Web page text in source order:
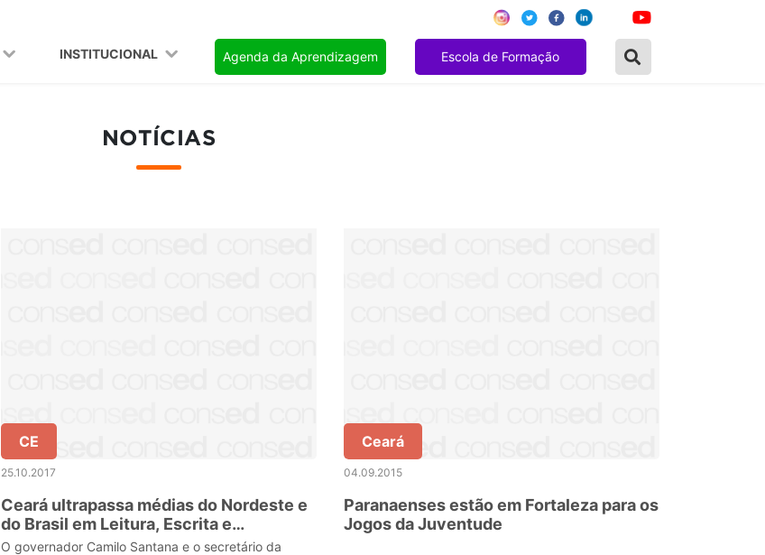
INSTITUCIONAL Agenda da Aprendizagem Escola de Formação
NOTÍCIAS
CE
25.10.2017
Ceará ultrapassa médias do Nordeste e
do Brasil em Leitura, Escrita e
Matemática
O governador Camilo Santana e o secretário da
Ceará
04.09.2015
Paranaenses estão em Fortaleza para os
Jogos da Juventude